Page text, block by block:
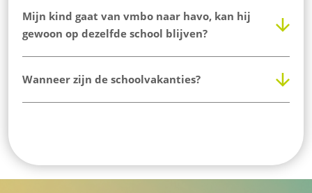
Mijn kind gaat van vmbo naar havo, kan hij
gewoon op dezelfde school blijven?
Wanneer zijn de schoolvakanties?